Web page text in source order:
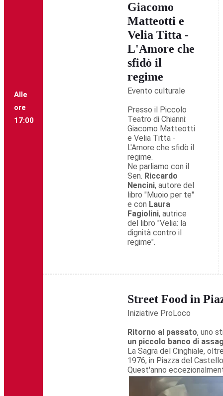
Alle
ore
17:00
Giacomo
Matteotti e
Velia Titta -
L'Amore che
sfidò il
regime
Evento culturale
Presso il Piccolo
Teatro di Chianni:
Giacomo Matteotti
e Velia Titta -
L'Amore che sfidò il
regime.
Ne parliamo con il
Sen. Riccardo
Nencini, autore del
libro "Muoio per te"
e con Laura
Fagiolini, autrice
del libro "Velia: la
dignità contro il
regime".
Street Food in
Iniziative ProLoco
Ritorno al passato, uno
un piccolo banco di
La Sagra del Cinghiale,
1976, in Piazza del
Quest'anno